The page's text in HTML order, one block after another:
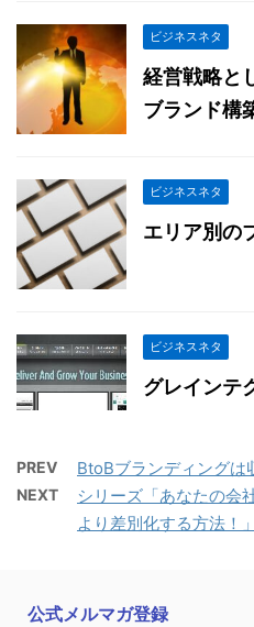
ビジネスネタ
経営戦略と
ブランド構
ビジネスネタ
エリア別の
ビジネスネタ
グレインテ
PREV BtoBブランディングは
NEXT
シリーズ「あなたの会
より差別化する方法！」
公式メルマガ登録